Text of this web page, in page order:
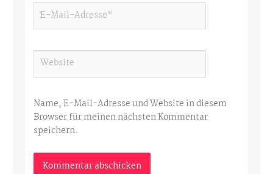
E-
Mail-
Website
Name, E-Mail-Adresse und Website in diesem
Browser für meinen nächsten Kommentar
speichern.